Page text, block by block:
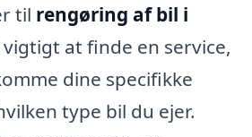
til rengøring af bil i
at finde en service,
dine specifikke
type bil du ejer.